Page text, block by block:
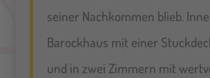
seiner Nachkommen blieb.
Barockhaus mit einer
und in zwei Zimmern mit